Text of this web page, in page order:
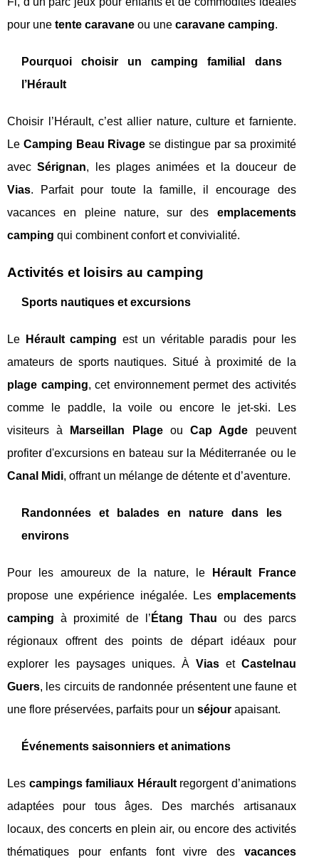
pour une tente caravane ou une caravane camping.
Pourquoi choisir un camping familial dans
l’Hérault
Choisir l’Hérault, c’est allier nature, culture et farniente.
Le Camping Beau Rivage se distingue par sa proximité
avecSérignan, les plages animées et la douceur de
Vias. Parfait pour toute la famille, il encourage des
vacances en pleine nature, sur des emplacements
camping qui combinent confort et convivialité.
Activités et loisirs au camping
Sports nautiques et excursions
Le Hérault camping est un véritable paradis pour les
amateurs de sports nautiques. Situé à proximité de la
plage camping, cet environnement permet des activités
comme le paddle, la voile ou encore le jet-ski. Les
visiteurs à
Marseillan PlageouCap Agde peuvent
profiter d'excursions en bateau sur la Méditerranée ou le
Canal Midi, offrant un mélange de détente et d’aventure.
Randonnées et balades en nature dans les
environs
Pour les amoureux de la nature, le
Hérault France
propose une expérience inégalée. Les emplacements
camping à proximité de l’ Étang Thau ou des parcs
régionaux offrent des points de départ idéaux pour
explorer les paysages uniques. À Viaset Castelnau
Guers, les circuits de randonnée présentent une faune et
une flore préservées, parfaits pour un séjour apaisant.
Événements saisonniers et animations
Les campings familiaux Héraultregorgent d’animations
adaptées pour tous âges. Des marchés artisanaux
locaux, des concerts en plein air, ou encore des activités
thématiques pour enfants font vivre des vacances